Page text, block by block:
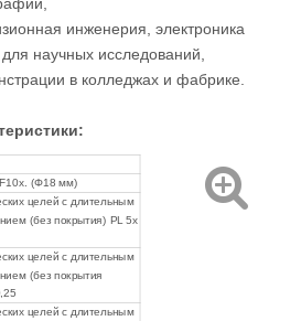
инженерия, электроника
научных исследований,
в колледжах и фабрике.
:
(Φ18 мм)
целей с длительным
(без покрытия) PL 5x
целей с длительным
(без покрытия
целей с длительным